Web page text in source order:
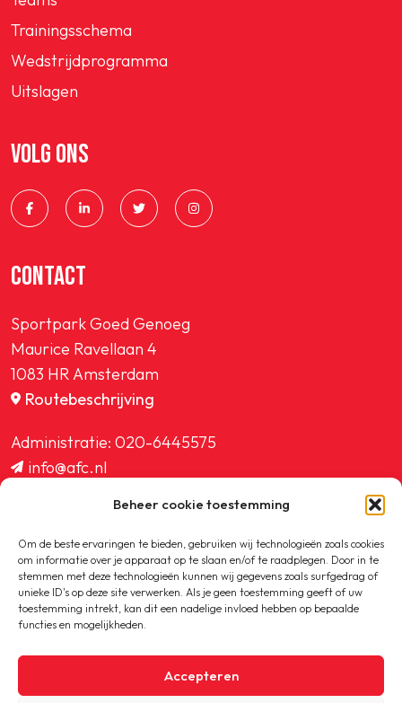
Beheer cookie toestemming
Om de beste ervaringen te bieden, gebruiken wij technologieën zoals cookies
om informatie over je apparaat op te slaan en/of te raadplegen. Door in te
stemmen met deze technologieën kunnen wij gegevens zoals surfgedrag of
unieke ID's op deze site verwerken. Als je geen toestemming geeft of uw
toestemming intrekt, kan dit een nadelige invloed hebben op bepaalde
functies en mogelijkheden.
Accepteren
Trainingsschema
Wedstrijdprogramma
Uitslagen
VOLG ONS
CONTACT
Sportpark Goed Genoeg
Maurice Ravellaan 4
1083 HR Amsterdam
Routebeschrijving
Administratie: 020-6445575
info@afc.nl
ledenadministratie@afc.nl
Copyright © 2020-2026 AFC